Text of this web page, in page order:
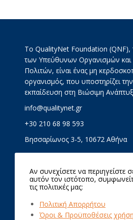
Το QualityNet Foundation (QNF),
των Υπεύθυνων Οργανισμών
Πολιτών, είναι ένας μη
οργανισμός, που υποστηρίζει την
εκπαίδευση στη Βιώσιμη
info@qualitynet.gr
+30 210 68 98 593
Βησσαρίωνος 3-5, 10672 Αθήνα
Αν συνεχίσετε να περιηγείστε
αυτόν τον ιστότοπο,
τις πολιτικές μας:
Πολιτική Απορρήτου
Όροι & Προϋποθέσεις